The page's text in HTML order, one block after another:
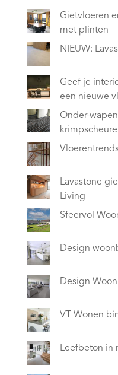
Gietvloeren
met plinten
NIEUW:
Geef je
een nieuwe
Onder-
Lavastone
Living
Sfeervol
Design
Design
VT Wonen
Leefbeton in